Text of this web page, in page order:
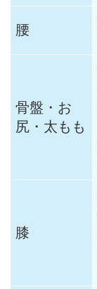
腰
骨盤・お
尻・太もも
膝